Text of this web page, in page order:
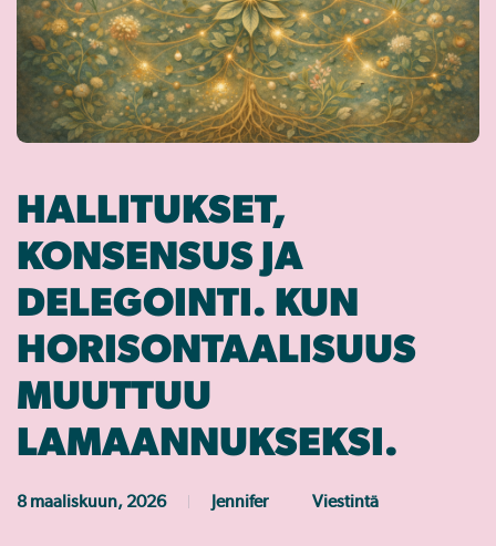
HALLITUKSET,
KONSENSUS JA
DELEGOINTI. KUN
HORISONTAALISUUS
MUUTTUU
LAMAANNUKSEKSI.
8 maaliskuun, 2026 Jennifer Viestintä